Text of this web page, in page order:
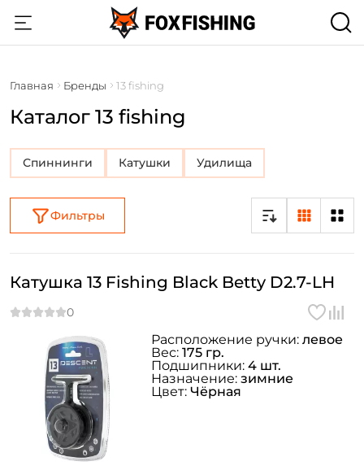
Главная Бренды 13 fishing
Каталог 13 fishing
Спиннинги Катушки Удилища
Фильтры
Катушка 13 Fishing Black Betty D2.7-LH
Расположение ручки: левое
Вес: 175 гр.
Подшипники: 4 шт.
Назначение: зимние
Цвет: Чёрная